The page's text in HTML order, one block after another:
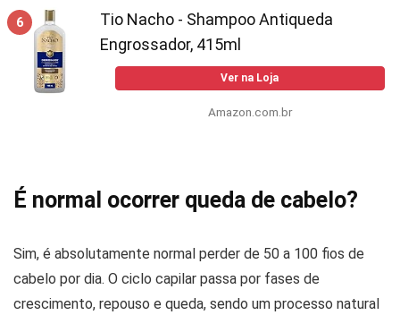
6
Tio Nacho - Shampoo Antiqueda
Engrossador, 415ml
Ver na Loja
Amazon.com.br
É normal ocorrer queda de cabelo?
Sim, é absolutamente normal perder de 50 a 100 fios de
cabelo por dia. O ciclo capilar passa por fases de
crescimento, repouso e queda, sendo um processo natural